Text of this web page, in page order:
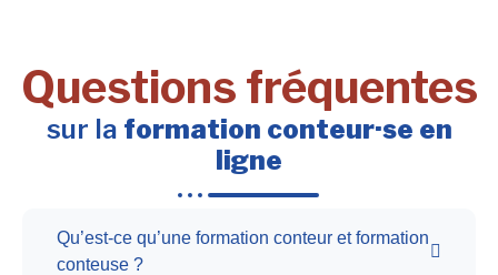
Questions fréquentes
sur la formation conteur·se en
ligne
Qu’est-ce qu’une formation conteur et formation
conteuse ?